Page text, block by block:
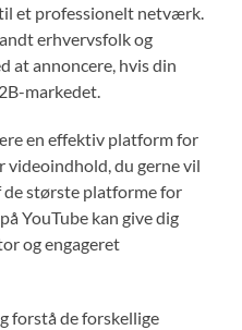
et professionelt netværk.
erhvervsfolk og
at annoncere, hvis din
markedet.
en effektiv platform for
videoindhold, du gerne vil
de største platforme for
YouTube kan give dig
og engageret
forstå de forskellige